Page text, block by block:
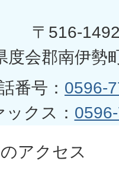
〒516-
度会郡南伊勢
番号： 0596-
ックス：
アクセス